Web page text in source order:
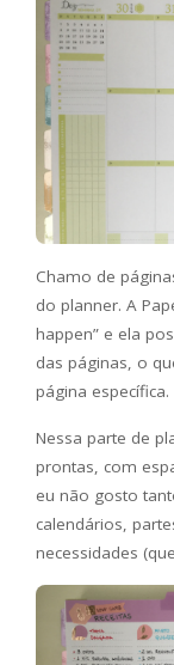
Chamo de
do planner. A
happen” e ela
das páginas, o
página específica.
Nessa parte de
prontas, com
eu não gosto
calendários,
necessidades